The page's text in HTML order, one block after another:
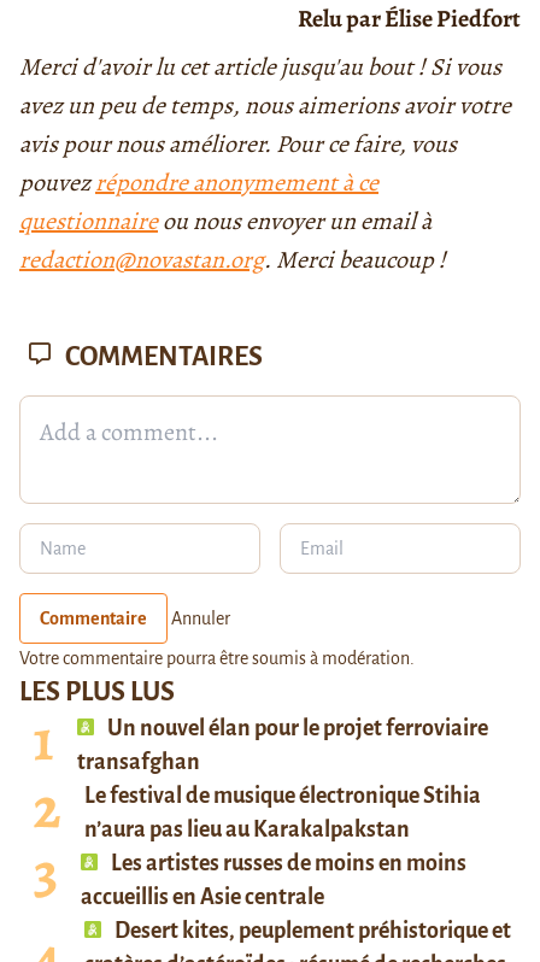
Relu par Élise Piedfort
Merci d'avoir lu cet article jusqu'au bout ! Si vous
avez un peu de temps, nous aimerions avoir votre
avis pour nous améliorer. Pour ce faire, vous
pouvezrépondre anonymement à ce
questionnaireou nous envoyer un email à
redaction@novastan.org. Merci beaucoup !
LES PLUS LUS
Un nouvel élan pour le projet ferroviaire
transafghan
Le festival de musique électronique Stihia
n’aura pas lieu au Karakalpakstan
Les artistes russes de moins en moins
accueillis en Asie centrale
Desert kites, peuplement préhistorique et
COMMENTAIRES
Commentaire Annuler
Votre commentaire pourra être soumis à modération.